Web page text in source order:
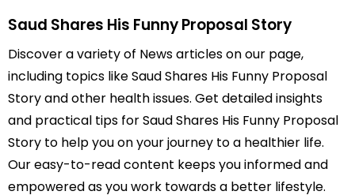
Saud Shares His Funny Proposal Story
Discover a variety of News articles on our page,
including topics like Saud Shares His Funny Proposal
Story and other health issues. Get detailed insights
and practical tips for Saud Shares His Funny Proposal
Story to help you on your journey to a healthier life.
Our easy-to-read content keeps you informed and
empowered as you work towards a better lifestyle.